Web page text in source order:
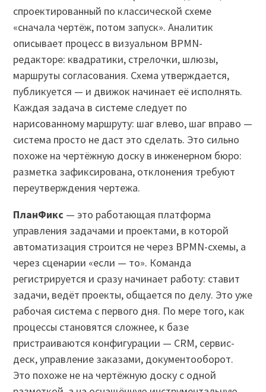
спроектированный по классической схеме
«сначала чертёж, потом запуск». Аналитик
описывает процесс в визуальном BPMN-
редакторе: квадратики, стрелочки, шлюзы,
маршруты согласования. Схема утверждается,
публикуется — и движок начинает её исполнять.
Каждая задача в системе следует по
нарисованному маршруту: шаг влево, шаг вправо —
система просто не даст это сделать. Это сильно
похоже на чертёжную доску в инженерном бюро:
разметка зафиксирована, отклонения требуют
переутверждения чертежа.
ПланФикс — это работающая платформа
управления задачами и проектами, в которой
автоматизация строится не через BPMN-схемы, а
через сценарии «если — то». Команда
регистрируется и сразу начинает работу: ставит
задачи, ведёт проекты, общается по делу. Это уже
рабочая система с первого дня. По мере того, как
процессы становятся сложнее, к базе
пристраиваются конфигурации — CRM, сервис-
деск, управление заказами, документооборот.
Это похоже не на чертёжную доску с одной